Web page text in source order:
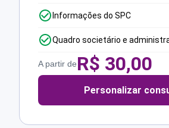
Informações do SPC
Quadro societário e
A partir deR$ 30,00
Personalizar